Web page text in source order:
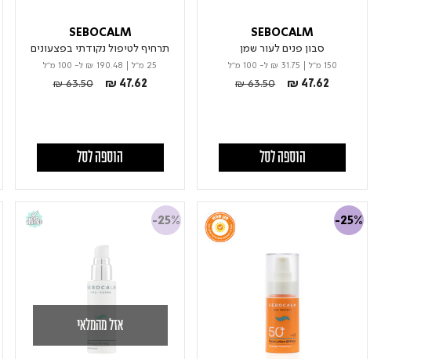
SEBOCALM
סבון פנים לעור שמן
150 מ"ל ₪ 31.75 ל- 100 מ"ל
₪ 47.62
Price reduced from
₪ 63.50
to
הוספה לסל
SEBOCALM
תרחיף לטיפול נקודתי בפצעונים
25 מ"ל ₪ 190.48 ל- 100 מ"ל
₪ 47.62
Price reduced from
₪ 63.50
to
הוספה לסל
-25%
אזל מהמלאי
-25%